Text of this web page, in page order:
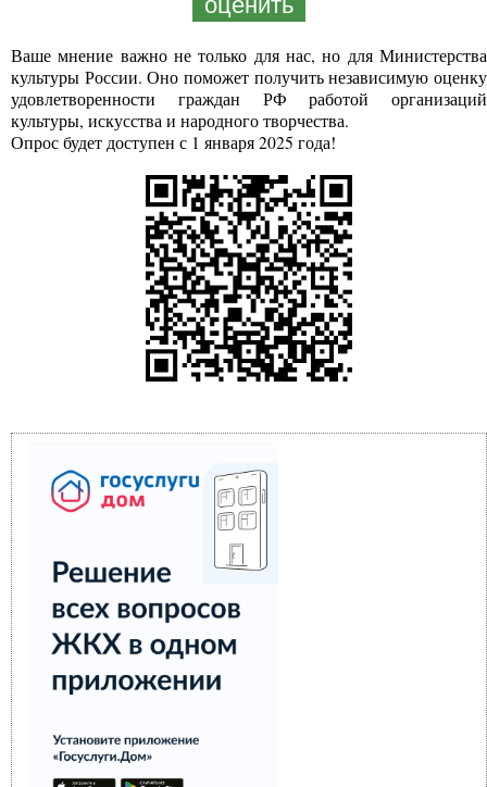
Ваше мнение важно не только для нас, но для Министерства
культуры России. Оно поможет получить независимую оценку
удовлетворенности граждан РФ работой организаций
культуры, искусства и народного творчества.
Опрос будет доступен с 1 января 2025 года!